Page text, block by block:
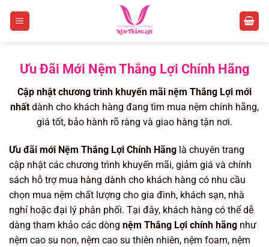
Ưu Đãi Mới Nệm Thắng Lợi Chính Hãng
Cập nhật chương trình khuyến mãi nệm Thắng Lợi mới
nhất dành cho khách hàng đang tìm mua nệm chính hãng,
giá tốt, bảo hành rõ ràng và giao hàng tận nơi.
Ưu đãi mới Nệm Thắng Lợi Chính Hãng là chuyên trang
cập nhật các chương trình khuyến mãi, giảm giá và chính
sách hỗ trợ mua hàng dành cho khách hàng có nhu cầu
chọn mua nệm chất lượng cho gia đình, khách sạn, nhà
nghỉ hoặc đại lý phân phối. Tại đây, khách hàng có thể dễ
dàng tham khảo các dòng nệm Thắng Lợi chính hãng như
nệm cao su non, nệm cao su thiên nhiên, nệm foam, nệm